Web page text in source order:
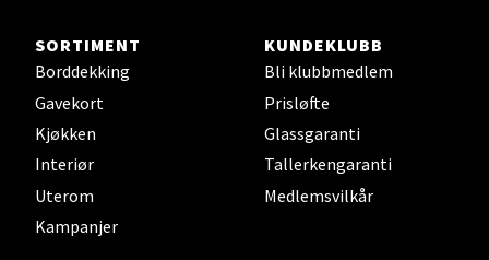
SORTIMENT
Borddekking
Gavekort
Kjøkken
Interiør
Uterom
Kampanjer
KUNDEKLUBB
Bli klubbmedlem
Prisløfte
Glassgaranti
Tallerkengaranti
Medlemsvilkår
Velg
Steinkjer - Thon Senter Steinkjer
Sjøfartsgata 2, 7714 Steinkjer